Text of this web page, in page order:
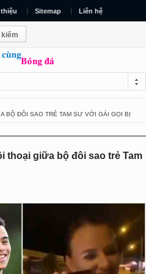
Sitemap Liên hệ
BỘ ĐÔI SAO TRẺ TAM SƯ VỚI GÁI GỌI BỊ
thoại giữa bộ đôi sao trẻ Tam